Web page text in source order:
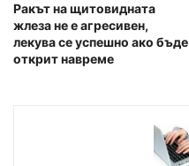
Ракът на щитовидната
жлеза не е агресивен,
лекува се успешно ако бъде
открит навреме